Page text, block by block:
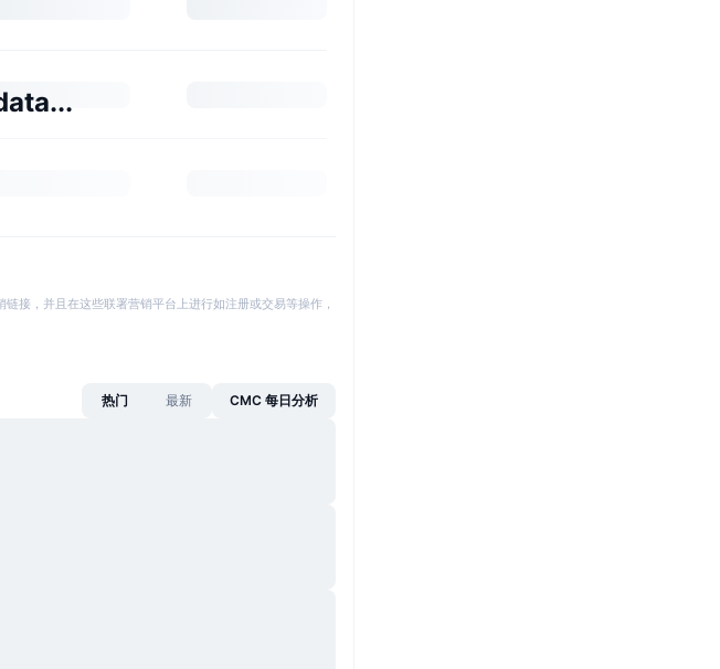
接，并且在这些联署营销平台上进行如注册或交易等操作，
热门 最新 CMC 每日分析